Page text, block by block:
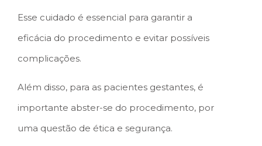
Esse cuidado é essencial para garantir a
eficácia do procedimento e evitar possíveis
complicações.
Além disso, para as pacientes gestantes, é
importante abster-se do procedimento, por
uma questão de ética e segurança.